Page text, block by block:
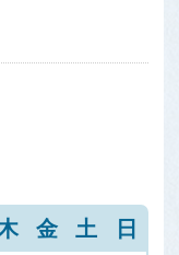
金 土 日